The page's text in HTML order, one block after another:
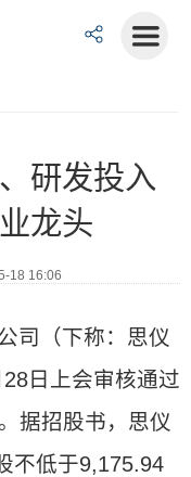
研发投入
龙头
18 16:06
司（下称：思仪
日上会审核通过
据招股书，思仪
不低于9,175.94